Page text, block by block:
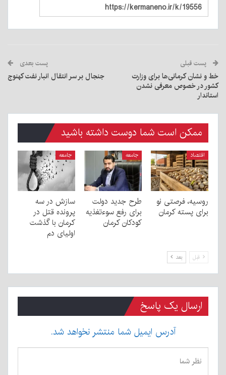
پست قبلی
خط و نشان کرمانی‌ها برای وزارت
کشور در خصوص معرفی نشدن
استاندار
پست بعدی
جنجال بر سر انتقال انبار نفت کهنوج
ممکن است شما دوست داشته باشید
اقتصاد
روسیه، فرصتی نو
برای پسته کرمان
جامعه
طرح جدید دولت
برای رفع سوءتغذیه
کودکان کرمان
جامعه
سازش در سه
پرونده قتل در
کرمان با گذشت
اولیای دم
قبل بعد
ارسال یک پاسخ
آدرس ایمیل شما منتشر نخواهد شد.